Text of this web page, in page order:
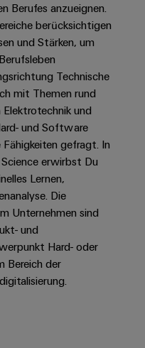
Berufes anzueignen.
berücksichtigen
und Stärken, um
Technische
mit Themen rund
und
und Software
gefragt. In
erwirbst Du
Lernen,
Die
Unternehmen sind
und
Hard- oder
Bereich der